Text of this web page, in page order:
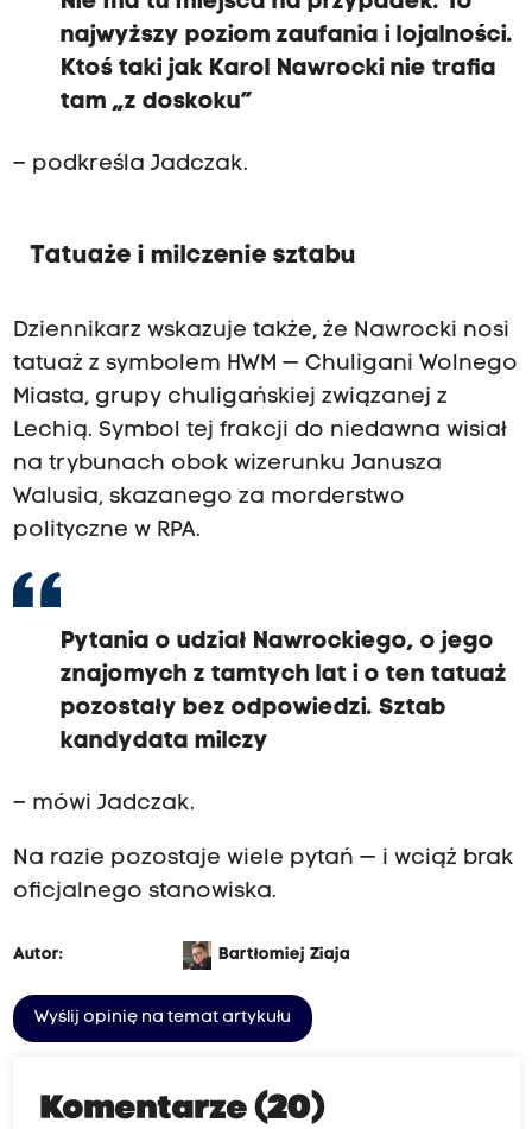
najwyższy poziom zaufania i lojalności.
Ktoś taki jak Karol Nawrocki nie trafia
tam „z doskoku”
– podkreśla Jadczak.
Tatuaże i milczenie sztabu
Dziennikarz wskazuje także, że Nawrocki nosi
tatuaż z symbolem HWM — Chuligani Wolnego
Miasta, grupy chuligańskiej związanej z
Lechią. Symbol tej frakcji do niedawna wisiał
na trybunach obok wizerunku Janusza
Walusia, skazanego za morderstwo
polityczne w RPA.
Pytania o udział Nawrockiego, o jego
znajomych z tamtych lat i o ten tatuaż
pozostały bez odpowiedzi. Sztab
kandydata milczy
– mówi Jadczak.
Na razie pozostaje wiele pytań — i wciąż brak
oficjalnego stanowiska.
Autor: Bartłomiej Ziaja
Wyślij opinię na temat artykułu
Komentarze (20)